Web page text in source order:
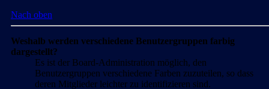
Nach oben
Weshalb werden verschiedene Benutzergruppen farbig
dargestellt?
Es ist der Board-Administration möglich, den
Benutzergruppen verschiedene Farben zuzuteilen, so dass
deren Mitglieder leichter zu identifizieren sind.